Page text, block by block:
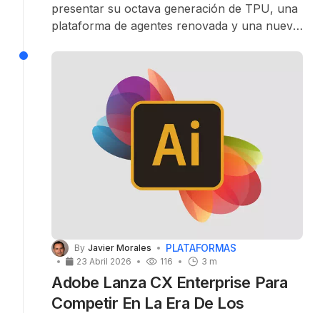
presentar su octava generación de TPU, una
plataforma de agentes renovada y una nueva
“Agentic Enterprise”.
By Javier Morales PLATAFORMAS
3 m
23 Abril 2026 116
Adobe Lanza CX Enterprise Para
Competir En La Era De Los